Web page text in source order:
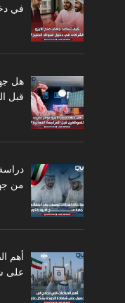
في
هل
قبل
من
أهم
على